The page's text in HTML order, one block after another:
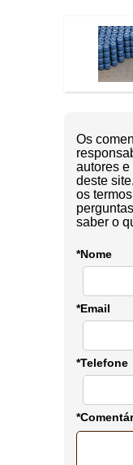
Os
autores
deste
os
saber o
*Nome
*Email
*Telefone